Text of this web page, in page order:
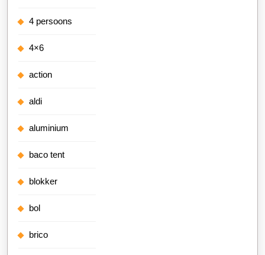
4 persoons
4×6
action
aldi
aluminium
baco tent
blokker
bol
brico